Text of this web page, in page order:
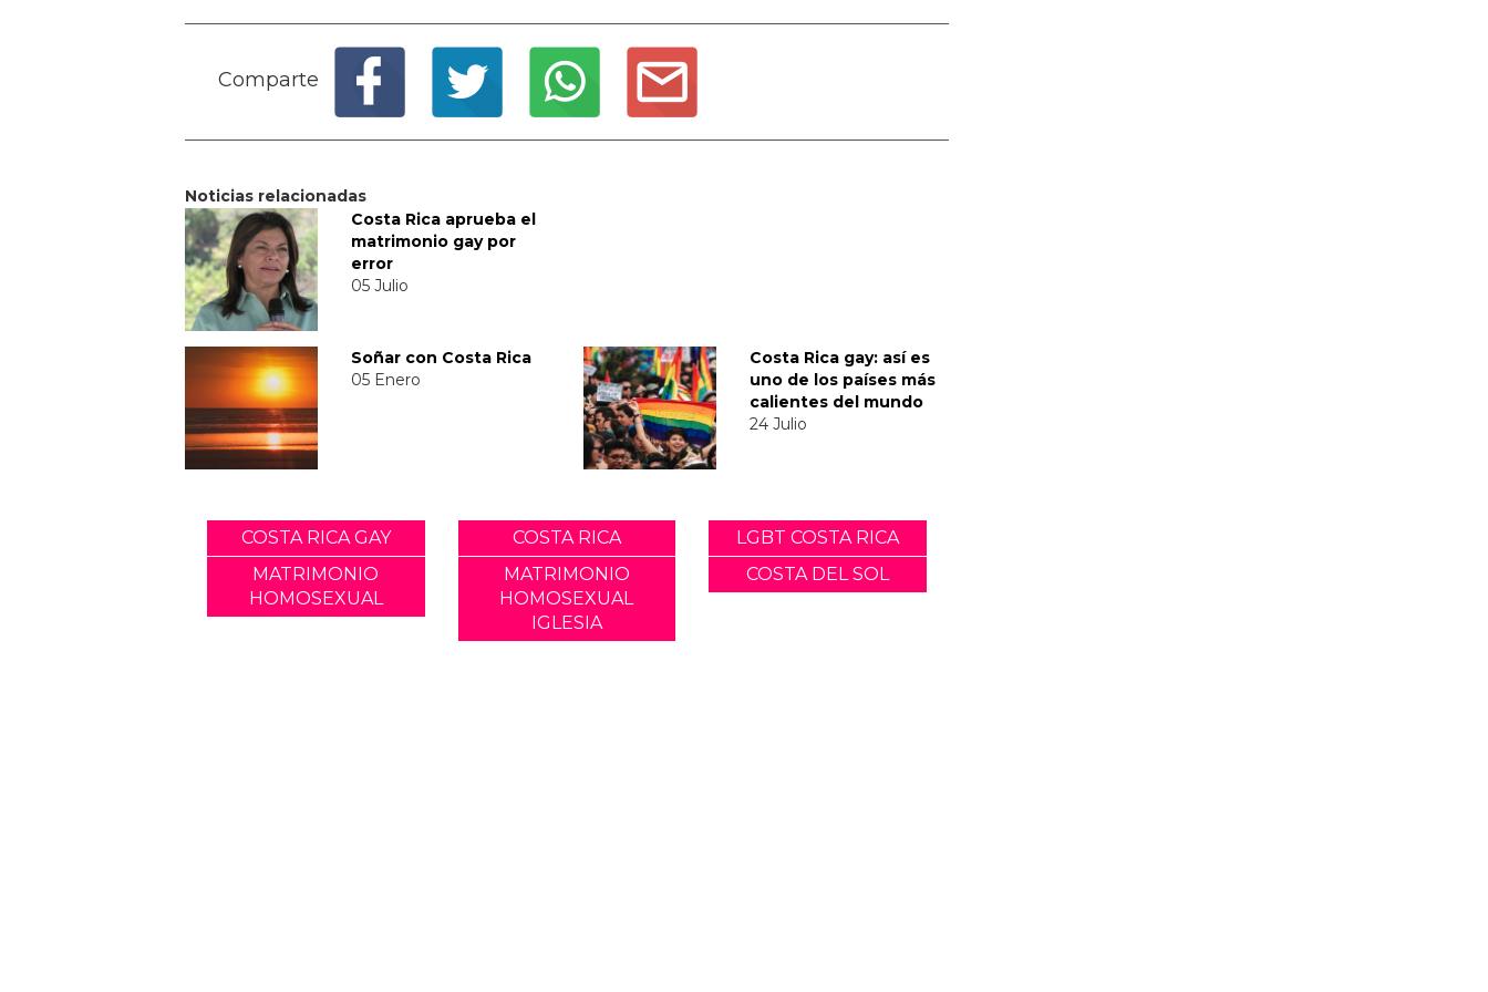
Comparte
Noticias relacionadas
Costa Rica aprueba el
matrimonio gay por
error
05 Julio
Soñar con Costa Rica
05 Enero
Costa Rica gay: así es
uno de los países más
calientes del mundo
24 Julio
COSTA RICA GAY COSTA RICA
LGBT COSTA RICA
MATRIMONIO
HOMOSEXUAL
MATRIMONIO
HOMOSEXUAL
IGLESIA
COSTA DEL SOL